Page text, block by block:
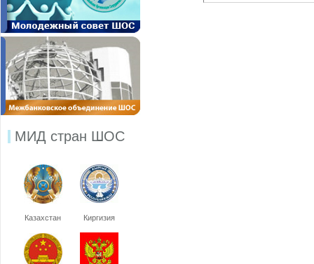
МИД стран ШОС
Казахстан Киргизия